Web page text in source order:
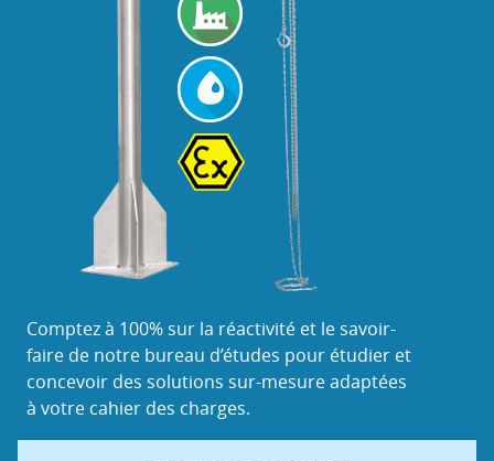
Comptez à 100% sur la réactivité et le savoir-
faire de notre bureau d’études pour étudier et
concevoir des solutions sur-mesure adaptées
à votre cahier des charges.